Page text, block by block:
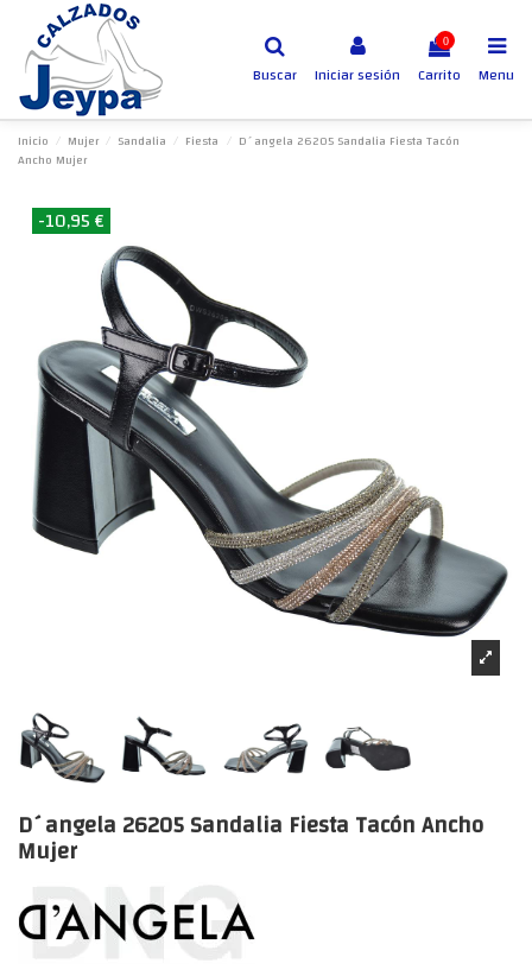
Buscar Iniciar sesión
0
Carrito Menu
Inicio Mujer Sandalia Fiesta
D´angela 26205 Sandalia Fiesta Tacón
Ancho Mujer
-10,95 €
D´angela 26205 Sandalia Fiesta Tacón Ancho
Mujer